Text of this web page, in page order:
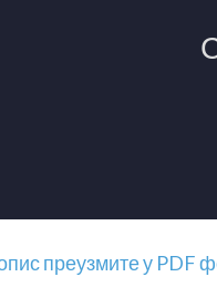
преузмите у PDF